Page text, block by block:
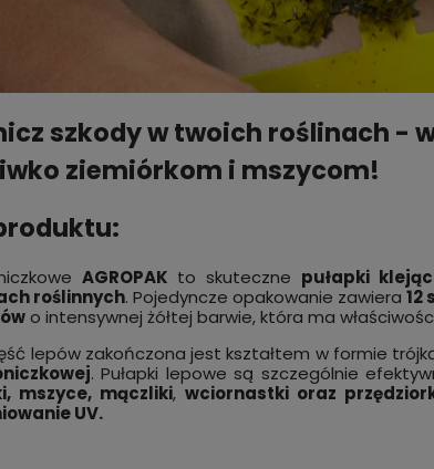
szkody w twoich roślinach -
ziemiórkom i mszycom!
AGROPAK to skuteczne pułapki
roślinnych. Pojedyncze opakowanie zawiera 12
o intensywnej żółtej barwie, która ma
lepów zakończona jest kształtem w formie
. Pułapki lepowe są szczególnie
mszyce, mączliki,wciornastki oraz
UV.